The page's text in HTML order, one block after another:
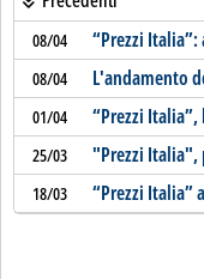
08/04 “Prezzi
08/04 L'andamento
01/04 “Prezzi
25/03 "Prezzi Italia",
18/03 “Prezzi Italia”